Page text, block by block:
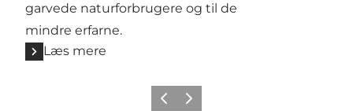
garvede naturforbrugere og til de
mindre erfarne.
Læs mere
ForrigeNæste